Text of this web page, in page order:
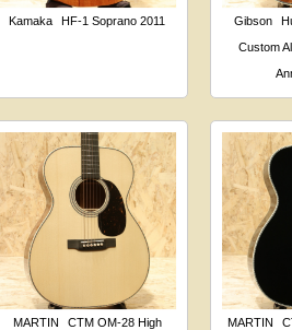
Kamaka HF-1 Soprano 2011 Gibson
Custom
MARTIN
CTM OM-28 High
MARTIN